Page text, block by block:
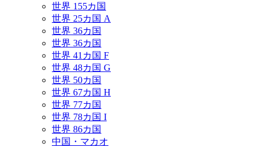
世界 155カ国
世界 25カ国 A
世界 36カ国
世界 36カ国
世界 41カ国 F
世界 48カ国 G
世界 50カ国
世界 67カ国 H
世界 77カ国
世界 78カ国 I
世界 86カ国
中国・マカオ